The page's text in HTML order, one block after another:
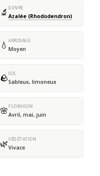
🔬 GENRE
Azalée (Rhododendron)
💧 ARROSAGE
Moyen
🪨SOL
Sableux, limoneux
🌸 FLORAISON
Avril, mai, juin
🌿VÉGÉTATION
Vivace